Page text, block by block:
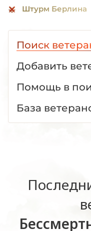
Штурм Берлина
Поиск
Добавить
Помощь в
База